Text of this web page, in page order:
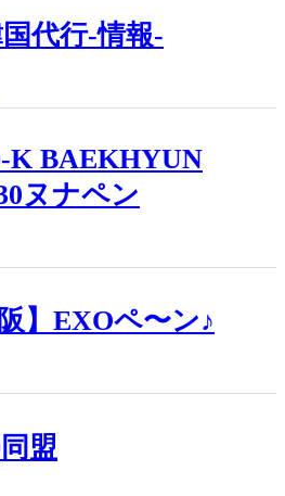
代行-情報-
K BAEKHYUN
ヌナペン
阪】EXOペ〜ン♪
盟